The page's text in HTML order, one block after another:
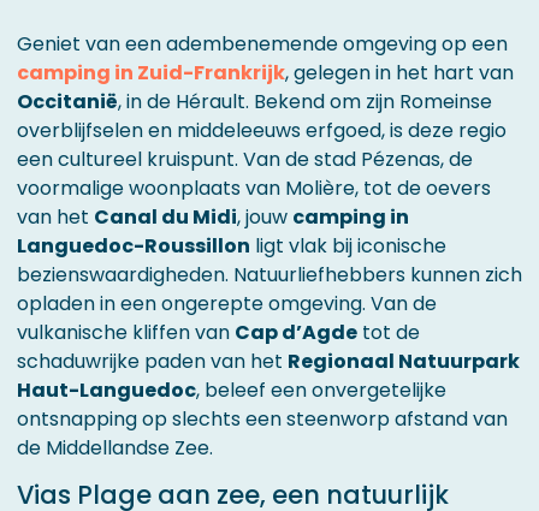
Geniet van een adembenemende omgeving op een
camping in Zuid-Frankrijk, gelegen in het hart van
Occitanië, in de Hérault. Bekend om zijn Romeinse
overblijfselen en middeleeuws erfgoed, is deze regio
een cultureel kruispunt. Van de stad Pézenas, de
voormalige woonplaats van Molière, tot de oevers
van het Canal du Midi, jouw camping in
Languedoc-Roussillon ligt vlak bij iconische
bezienswaardigheden. Natuurliefhebbers kunnen zich
opladen in een ongerepte omgeving. Van de
vulkanische kliffen van Cap d’Agde tot de
schaduwrijke paden van het Regionaal Natuurpark
Haut-Languedoc, beleef een onvergetelijke
ontsnapping op slechts een steenworp afstand van
de Middellandse Zee.
Vias Plage aan zee, een natuurlijk